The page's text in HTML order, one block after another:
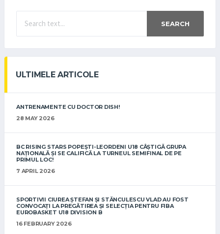
SEARCH
ULTIMELE ARTICOLE
ANTRENAMENTE CU DOCTOR DISH!
28 MAY 2026
BC RISING STARS POPEȘTI-LEORDENI U18 CÂȘTIGĂ GRUPA
NAȚIONALĂ ȘI SE CALIFICĂ LA TURNEUL SEMIFINAL DE PE
PRIMUL LOC!
7 APRIL 2026
SPORTIVII CIUREA ȘTEFAN ȘI STĂNCULESCU VLAD AU FOST
CONVOCAȚI LA PREGĂTIREA ȘI SELECȚIA PENTRU FIBA
EUROBASKET U18 DIVISION B
16 FEBRUARY 2026